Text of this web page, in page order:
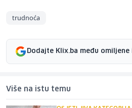
trudnoća
Dodajte Klix.ba među omiljene
Više na istu temu